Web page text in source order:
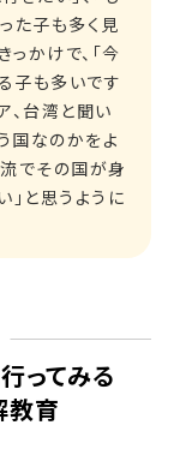
た子も多く見
かけで、「今
子も多いです
、台湾と聞い
国なのかをよ
でその国が身
」と思うように
ってみる
教育